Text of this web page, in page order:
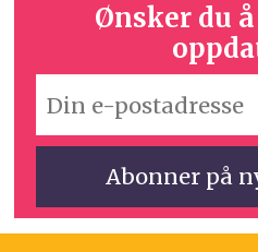
Ønsker du